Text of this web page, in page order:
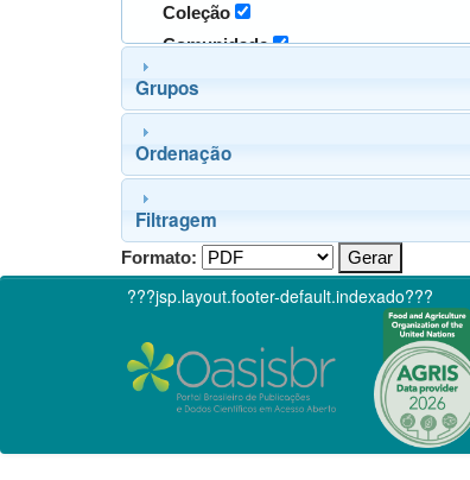
Coleção
Comunidade
Grupos
Ordenação
Filtragem
Formato:
???jsp.layout.footer-default.indexado???